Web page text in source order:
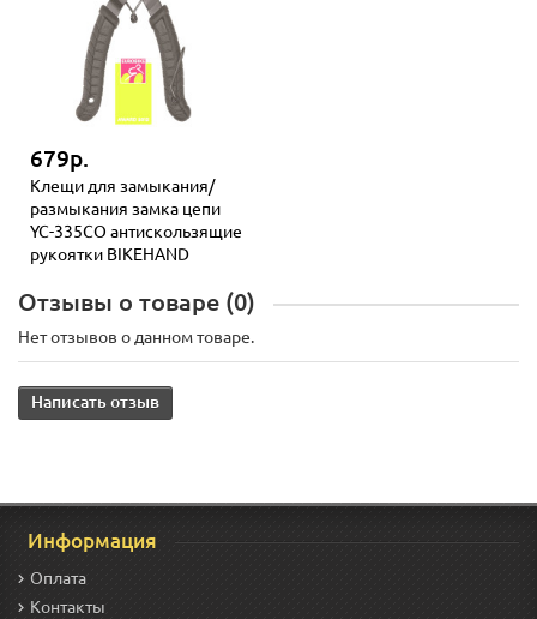
679р.
Клещи для замыкания/
размыкания замка цепи
YC-335CO антискользящие
рукоятки BIKEHAND
Отзывы о товаре (0)
Нет отзывов о данном товаре.
Написать отзыв
Информация
Оплата
Контакты